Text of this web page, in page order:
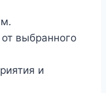
выбранного
и